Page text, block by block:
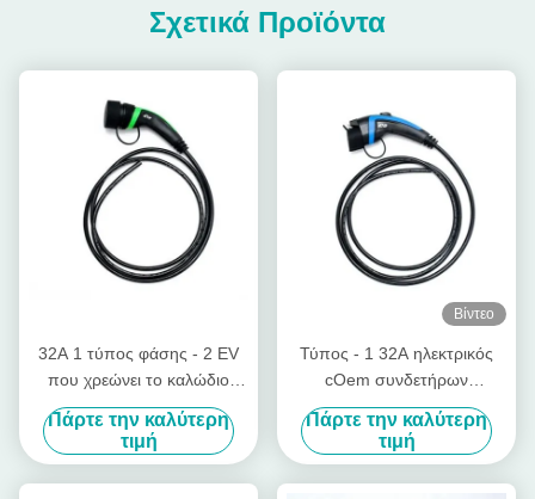
Σχετικά Προϊόντα
32A 1 τύπος φάσης - 2 EV
που χρεώνει το καλώδιο
καλωδίων 240V TPU
Πάρτε την καλύτερη
τιμή
Βίντεο
Τύπος - 1 32A ηλεκτρικός
cOem συνδετήρων
οχημάτων χρεώνοντας με το
καλώδιο 5m
Πάρτε την καλύτερη
τιμή